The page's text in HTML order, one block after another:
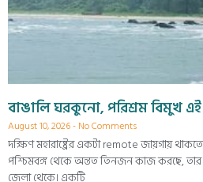
বাঙালি ঘরকুনো, পরিশ্রম বিমুখ
August 10, 2026 No Comments
দক্ষিণ মহারাষ্ট্রের একটা remote জায়গায় থাকতে
পশ্চিমবঙ্গ থেকে অন্তত তিনজন কাজ করছে,
জেলা থেকে। একটি